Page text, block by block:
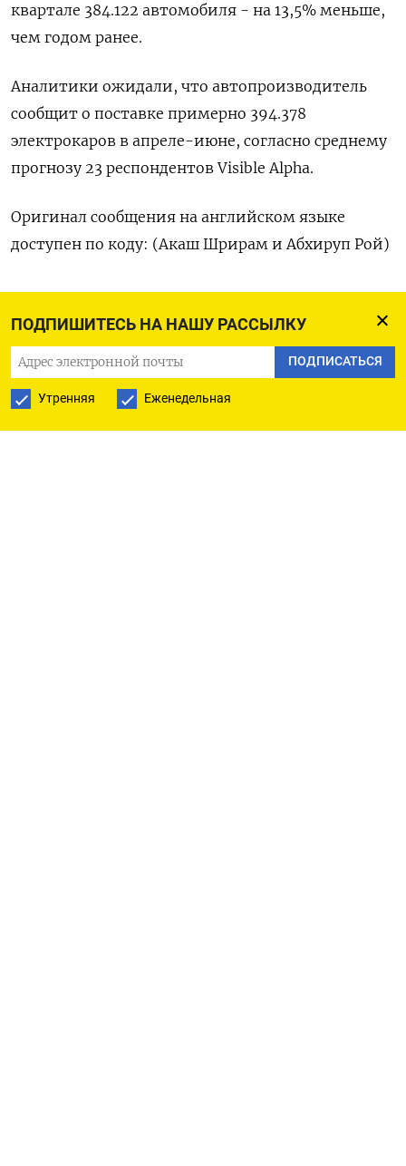
ПОДПИШИТЕСЬ НА НАШУ РАССЫЛКУ
ПОДПИСАТЬСЯ
Утренняя Еженедельная
квартале 384.122 автомобиля - на 13,5% меньше,
чем годом ранее.
Аналитики ожидали, что автопроизводитель
сообщит о поставке примерно 394.378
электрокаров в апреле-июне, согласно среднему
прогнозу 23 респондентов Visible Alpha.
Оригинал сообщения на английском языке
доступен по коду: (Акаш Шрирам и Абхируп Рой)
ПОДПИСАТЬСЯ НА ТЕЛЕГРАМ
ПОДПИСАТЬСЯ В GOOGLE